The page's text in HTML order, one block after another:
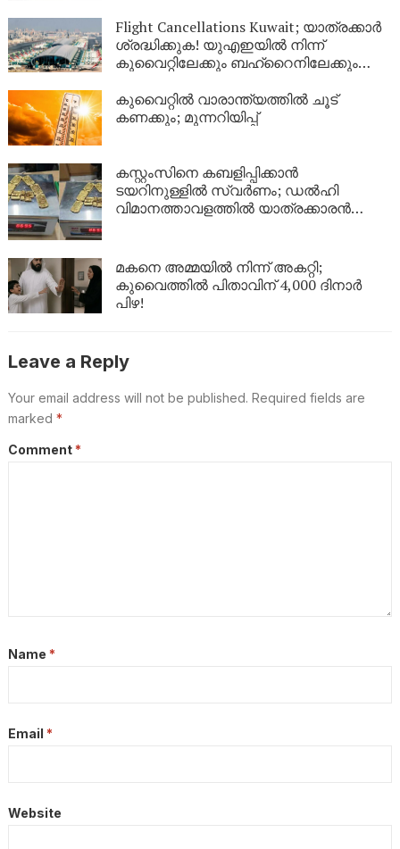
യുവാവിനായി പോലീസ് തിരച്ചിൽ
Flight Cancellations Kuwait; യാത്രക്കാർ
ശ്രദ്ധിക്കുക! യുഎഇയിൽ നിന്ന്
കുവൈറ്റിലേക്കും ബഹ്‌റൈനിലേക്കും
ഇങ്ങനെ
കുവൈറ്റിൽ വാരാന്ത്യത്തിൽ ചൂട്
കണക്കും; മുന്നറിയിപ്പ്
കസ്റ്റംസിനെ കബളിപ്പിക്കാൻ
ടയറിനുള്ളിൽ സ്വർണം; ഡൽഹി
വിമാനത്താവളത്തിൽ യാത്രക്കാരൻ
മകനെ അമ്മയിൽ നിന്ന് അകറ്റി;
കുവൈത്തിൽ പിതാവിന് 4,000 ദിനാർ
പിഴ!
Leave a Reply
Your email address will not be published. Required fields are
marked *
Comment *
Name *
Email *
Website